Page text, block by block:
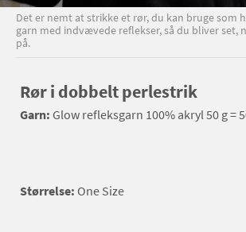
Det er nemt at strikke et rør, du kan bruge som
garn med indvævede reflekser, så du bliver set,
på.
Rør i dobbelt perlestrik
Garn: Glow refleksgarn 100% akryl 50 g =
Størrelse: One Size